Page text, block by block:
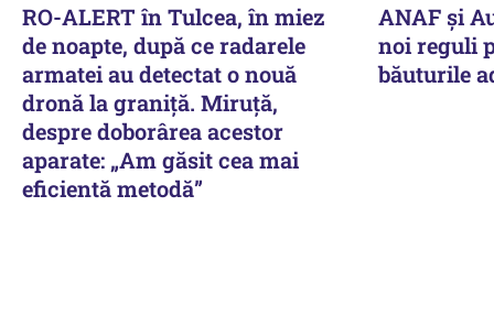
RO-ALERT în Tulcea, în miez
de noapte, după ce radarele
armatei au detectat o nouă
dronă la graniță. Miruță,
despre doborârea acestor
aparate: „Am găsit cea mai
eficientă metodă”
ANAF și
noi reguli
băuturile